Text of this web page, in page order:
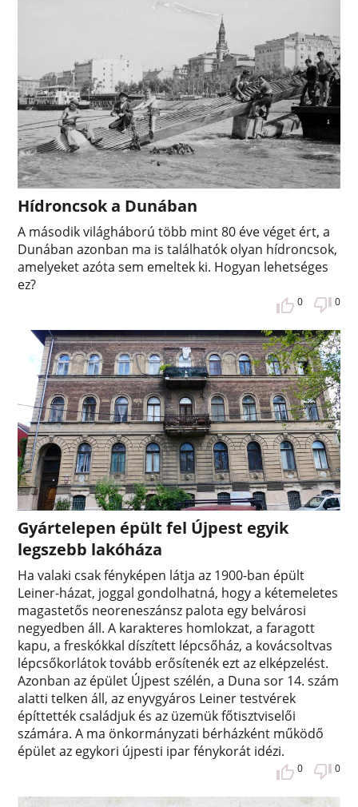
Hídroncsok a Dunában
A második világháború több mint 80 éve véget ért, a
Dunában azonban ma is találhatók olyan hídroncsok,
amelyeket azóta sem emeltek ki. Hogyan lehetséges
ez?
0 0
Gyártelepen épült fel Újpest egyik
legszebb lakóháza
Ha valaki csak fényképen látja az 1900-ban épült
Leiner-házat, joggal gondolhatná, hogy a kétemeletes
magastetős neoreneszánsz palota egy belvárosi
negyedben áll. A karakteres homlokzat, a faragott
kapu, a freskókkal díszített lépcsőház, a kovácsoltvas
lépcsőkorlátok tovább erősítenék ezt az elképzelést.
Azonban az épület Újpest szélén, a Duna sor 14. szám
alatti telken áll, az enyvgyáros Leiner testvérek
építtették családjuk és az üzemük főtisztviselői
számára. A ma önkormányzati bérházként működő
épület az egykori újpesti ipar fénykorát idézi.
0 0